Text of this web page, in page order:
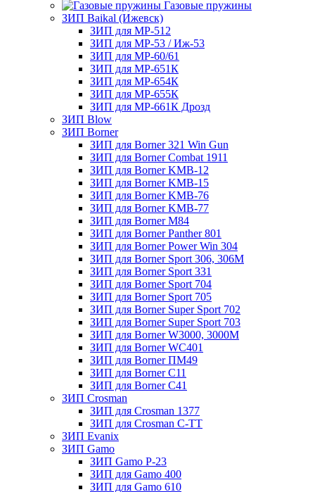
Газовые пружины
ЗИП Baikal (Ижевск)
ЗИП для МР-512
ЗИП для МР-53 / Иж-53
ЗИП для МР-60/61
ЗИП для МР-651К
ЗИП для МР-654К
ЗИП для МР-655К
ЗИП для МР-661К Дрозд
ЗИП Blow
ЗИП Borner
ЗИП для Borner 321 Win Gun
ЗИП для Borner Combat 1911
ЗИП для Borner KMB-12
ЗИП для Borner KMB-15
ЗИП для Borner KMB-76
ЗИП для Borner KMB-77
ЗИП для Borner M84
ЗИП для Borner Panther 801
ЗИП для Borner Power Win 304
ЗИП для Borner Sport 306, 306M
ЗИП для Borner Sport 331
ЗИП для Borner Sport 704
ЗИП для Borner Sport 705
ЗИП для Borner Super Sport 702
ЗИП для Borner Super Sport 703
ЗИП для Borner W3000, 3000М
ЗИП для Borner WC401
ЗИП для Borner ПМ49
ЗИП для Borner С11
ЗИП для Borner С41
ЗИП Crosman
ЗИП для Crosman 1377
ЗИП для Crosman C-TT
ЗИП Evanix
ЗИП Gamo
ЗИП Gamo P-23
ЗИП для Gamo 400
ЗИП для Gamo 610